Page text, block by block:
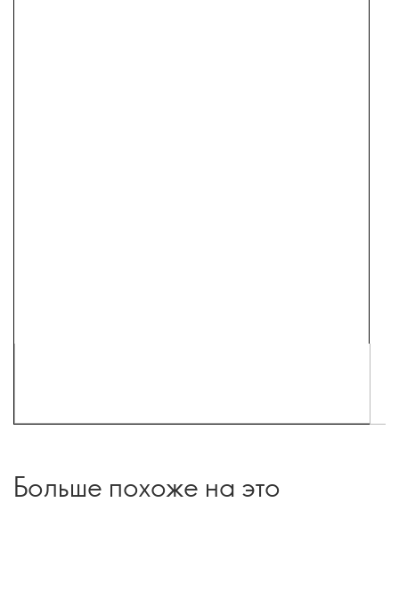
Больше похоже на это